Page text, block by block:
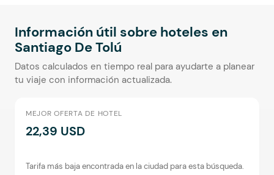
Información útil sobre hoteles en
Santiago De Tolú
Datos calculados en tiempo real para ayudarte a planear
tu viaje con información actualizada.
MEJOR OFERTA DE HOTEL
22,39 USD
Tarifa más baja encontrada en la ciudad para esta búsqueda.